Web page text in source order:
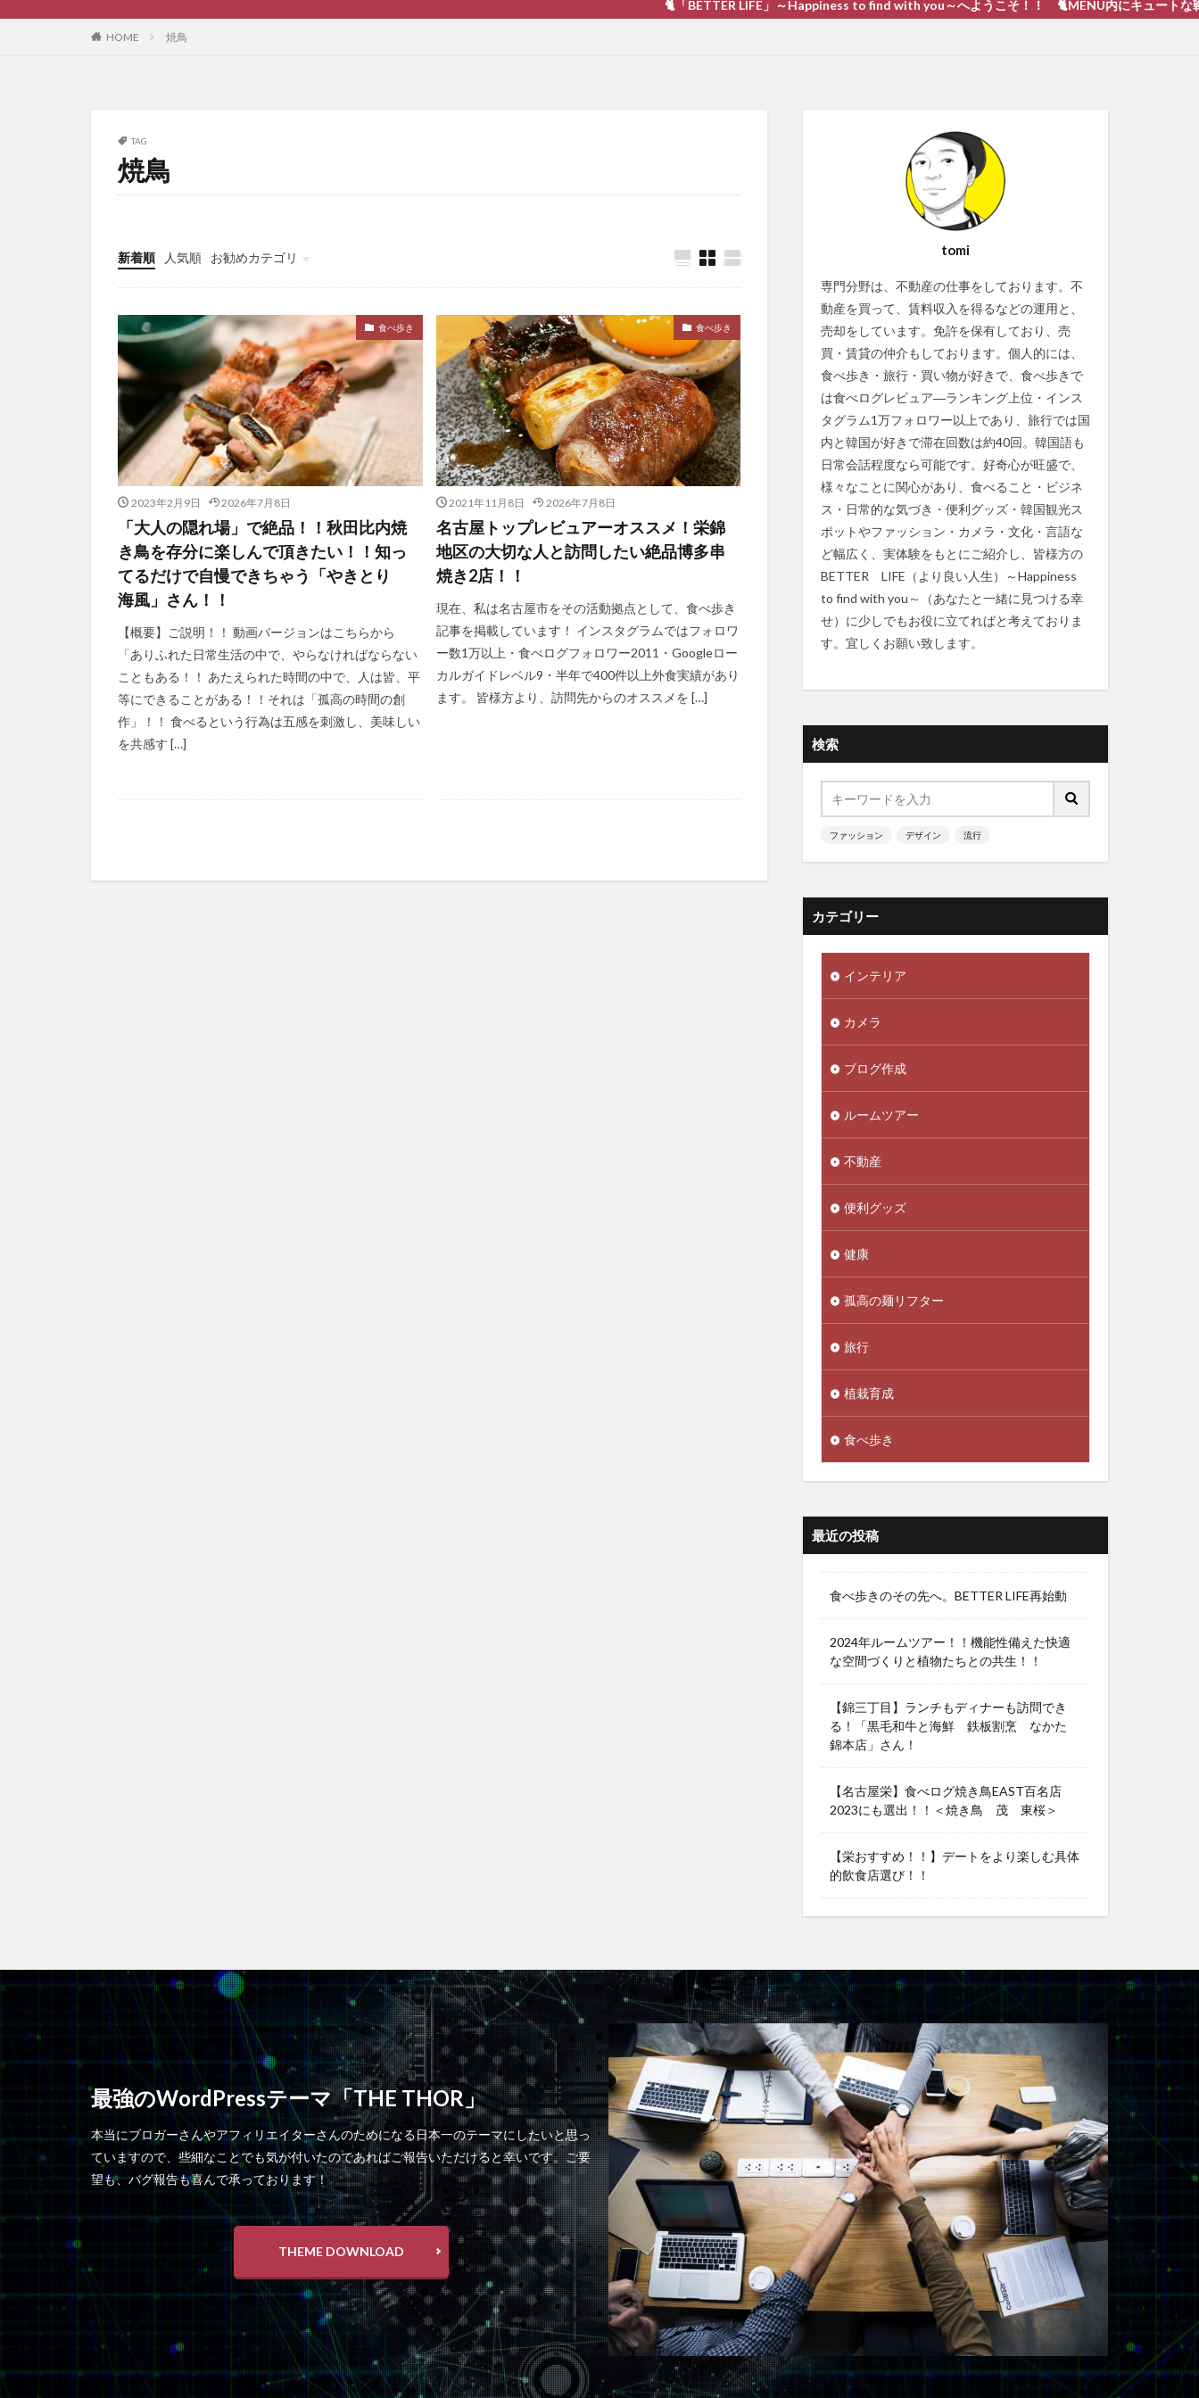
🐈「BETTER LIFE」～Happiness to find with you～へようこそ！！ 🐈MENU内にキュートな戦い 猫動画あり
HOME 焼鳥
TAG
焼鳥
新着順 人気順
お勧めカテゴリ
ブログ作成
食べ歩き
2023年2月9日 2026年7月8日
「大人の隠れ場」で絶品！！秋田比内焼
き鳥を存分に楽しんで頂きたい！！知っ
てるだけで自慢できちゃう「やきとり
海風」さん！！
【概要】ご説明！！ 動画バージョンはこちらから
「ありふれた日常生活の中で、やらなければならない
こともある！！ あたえられた時間の中で、人は皆、平
等にできることがある！！それは「孤高の時間の創
作」！！ 食べるという行為は五感を刺激し、美味しい
を共感す […]
食べ歩き
2021年11月8日 2026年7月8日
名古屋トップレビュアーオススメ！栄錦
地区の大切な人と訪問したい絶品博多串
焼き2店！！
現在、私は名古屋市をその活動拠点として、食べ歩き
記事を掲載しています！ インスタグラムではフォロワ
ー数1万以上・食べログフォロワー2011・Googleロー
カルガイドレベル9・半年で400件以上外食実績があり
ます。 皆様方より、訪問先からのオススメを […]
tomi
専門分野は、不動産の仕事をしております。不
動産を買って、賃料収入を得るなどの運用と、
売却をしています。免許を保有しており、売
買・賃貸の仲介もしております。個人的には、
食べ歩き・旅行・買い物が好きで、食べ歩きで
は食べログレビュア―ランキング上位・インス
タグラム1万フォロワー以上であり、旅行では国
内と韓国が好きで滞在回数は約40回。韓国語も
日常会話程度なら可能です。好奇心が旺盛で、
様々なことに関心があり、食べること・ビジネ
ス・日常的な気づき・便利グッズ・韓国観光ス
ポットやファッション・カメラ・文化・言語な
ど幅広く、実体験をもとにご紹介し、皆様方の
BETTER LIFE（より良い人生）～Happiness
to find with you～（あなたと一緒に見つける幸
せ）に少しでもお役に立てればと考えておりま
す。宜しくお願い致します。
検索
ファッション デザイン 流行
カテゴリー
インテリア
カメラ
ブログ作成
ルームツアー
不動産
便利グッズ
健康
孤高の麺リフター
旅行
植栽育成
食べ歩き
最近の投稿
食べ歩きのその先へ。BETTER LIFE再始動
2024年ルームツアー！！機能性備えた快適
な空間づくりと植物たちとの共生！！
【錦三丁目】ランチもディナーも訪問でき
る！「黒毛和牛と海鮮 鉄板割烹 なかた
錦本店」さん！
【名古屋栄】食べログ焼き鳥EAST百名店
2023にも選出！！＜焼き鳥 茂 東桜＞
【栄おすすめ！！】デートをより楽しむ具体
的飲食店選び！！
最強のWordPressテーマ「THE THOR」
本当にブロガーさんやアフィリエイターさんのためになる日本一のテーマにしたいと思っ
ていますので、些細なことでも気が付いたのであればご報告いただけると幸いです。ご要
望も、バグ報告も喜んで承っております！
THEME DOWNLOAD